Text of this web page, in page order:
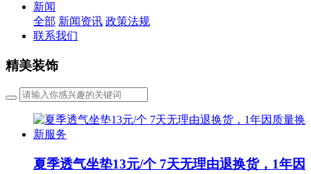
新闻
全部 新闻资讯 政策法规
联系我们
精美装饰
夏季透气坐垫13元/个 7天无理由退换货，1年因